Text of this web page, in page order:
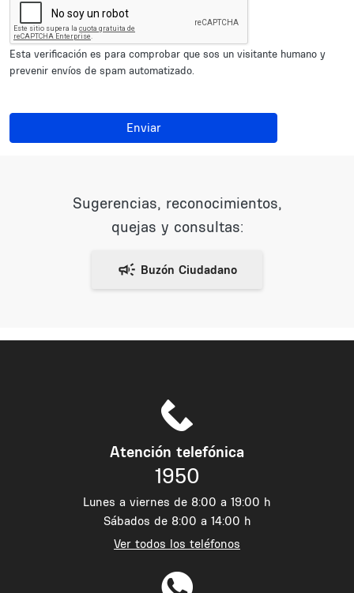
Esta verificación es para comprobar que sos un visitante humano y
prevenir envíos de spam automatizado.
Enviar
Sugerencias, reconocimientos,
quejas y consultas:
Atención telefónica
1950
Lunes a viernes de 8:00 a 19:00 h
Sábados de 8:00 a 14:00 h
Ver todos los teléfonos